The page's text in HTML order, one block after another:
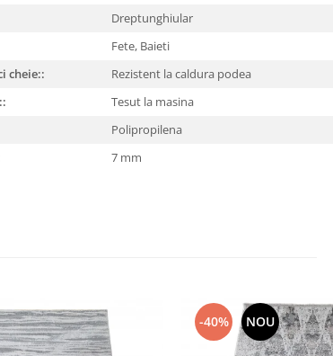
Dreptunghiular
Fete, Baieti
cheie::
Rezistent la caldura podea
Tesut la masina
Polipropilena
7 mm
-40% NOU